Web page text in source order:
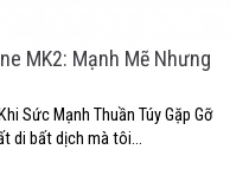
MK2: Mạnh Mẽ Nhưng
Sức Mạnh Thuần Túy Gặp Gỡ
di bất dịch mà tôi...